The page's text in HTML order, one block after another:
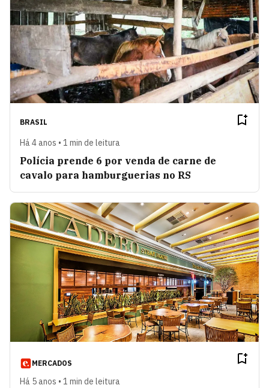
BRASIL
Há 4 anos • 1 min de leitura
Polícia prende 6 por venda de carne de
cavalo para hamburguerias no RS
MERCADOS
Há 5 anos • 1 min de leitura